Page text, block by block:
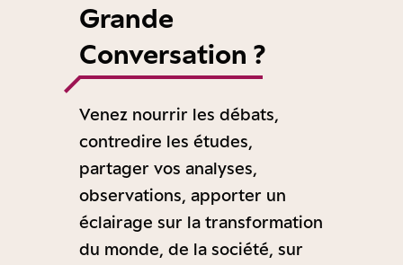
Grande
Conversation ?
Venez nourrir les débats,
contredire les études,
partager vos analyses,
observations, apporter un
éclairage sur la transformation
du monde, de la société, sur